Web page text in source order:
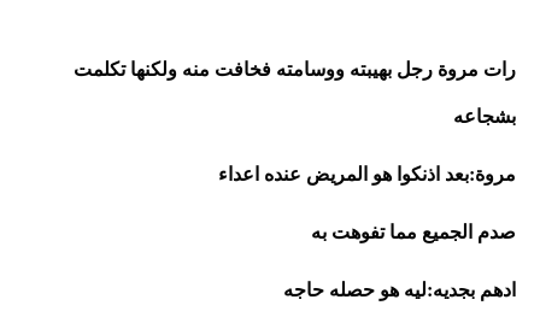
بشجاعه
مروة:بعد اذنكوا هو المريض عنده اعداء
صدم الجميع مما تفوهت به
ادهم بجديه:ليه هو حصله حاجه